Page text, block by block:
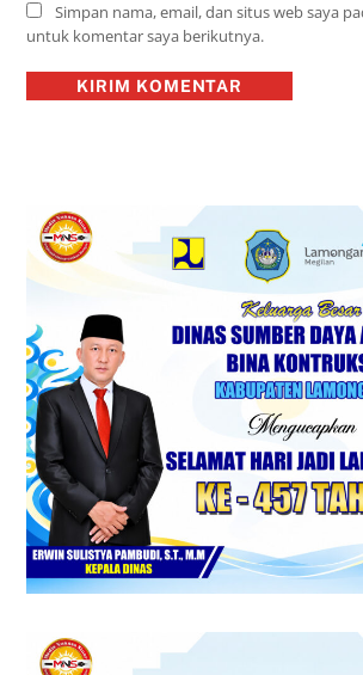
Simpan nama, email, dan situs web saya
untuk komentar saya berikutnya.